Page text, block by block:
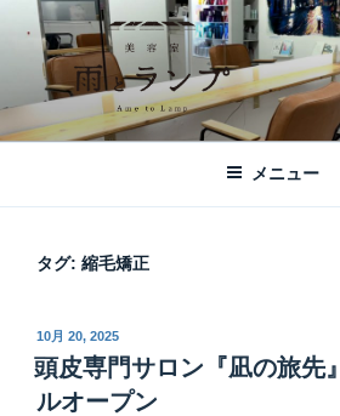
ツ
美容室 雨とランプ –
｜札幌琴似の美容室
札幌市西区琴似の【美容室 雨とランプ】
メニュー
タグ: 縮毛矯正
投
稿
日:
10月 20, 2025
頭皮専門サロン『凪の旅先
ルオープン